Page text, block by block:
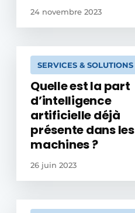
24 novembre 2023
SERVICES & SOLUTIONS
Quelle est la part
d’intelligence
artificielle déjà
présente dans les
machines ?
26 juin 2023